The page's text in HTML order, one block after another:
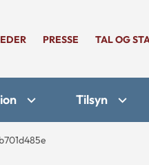
PRESSE TAL OG
Tilsyn